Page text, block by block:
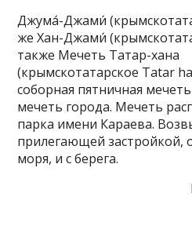
Джума́-Джами́
же Хан-Джами́
также Мечеть Татар-хана
(крымскотатарское Tatar
соборная пятничная
мечеть города. Мечеть
парка имени Караева.
прилегающей застройкой,
моря, и с берега.